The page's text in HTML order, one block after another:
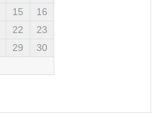
15
16
22
23
29
30